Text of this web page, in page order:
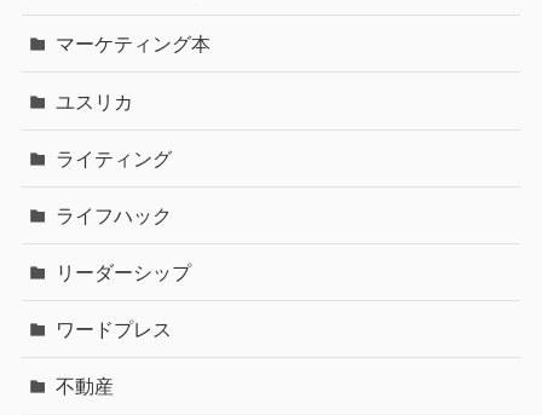
マーケティング本
ユスリカ
ライティング
ライフハック
リーダーシップ
ワードプレス
不動産